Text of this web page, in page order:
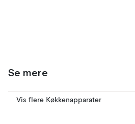
Se mere
Vis flere Køkkenapparater